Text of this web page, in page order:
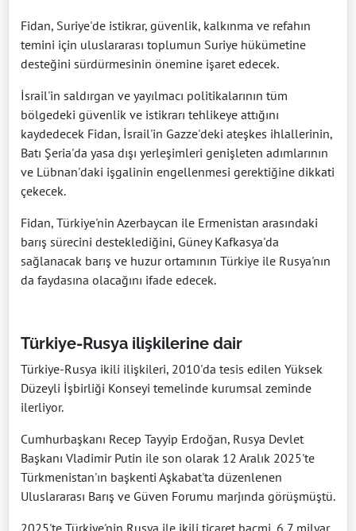
Fidan, Suriye'de istikrar, güvenlik, kalkınma ve refahın
temini için uluslararası toplumun Suriye hükümetine
desteğini sürdürmesinin önemine işaret edecek.
İsrail'in saldırgan ve yayılmacı politikalarının tüm
bölgedeki güvenlik ve istikrarı tehlikeye attığını
kaydedecek Fidan, İsrail'in Gazze'deki ateşkes ihlallerinin,
Batı Şeria'da yasa dışı yerleşimleri genişleten adımlarının
ve Lübnan'daki işgalinin engellenmesi gerektiğine dikkati
çekecek.
Fidan, Türkiye'nin Azerbaycan ile Ermenistan arasındaki
barış sürecini desteklediğini, Güney Kafkasya'da
sağlanacak barış ve huzur ortamının Türkiye ile Rusya'nın
da faydasına olacağını ifade edecek.
Türkiye-Rusya ilişkilerine dair
Türkiye-Rusya ikili ilişkileri, 2010'da tesis edilen Yüksek
Düzeyli İşbirliği Konseyi temelinde kurumsal zeminde
ilerliyor.
Cumhurbaşkanı Recep Tayyip Erdoğan, Rusya Devlet
Başkanı Vladimir Putin ile son olarak 12 Aralık 2025'te
Türkmenistan'ın başkenti Aşkabat'ta düzenlenen
Uluslararası Barış ve Güven Forumu marjında görüşmüştü.
2025'te Türkiye'nin Rusya ile ikili ticaret hacmi, 6,7 milyar